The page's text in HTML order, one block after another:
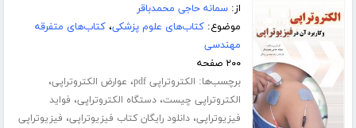
از:سمانه حاجی محمدباقر
موضوع:کتاب‌های علوم پزشکی،کتاب‌های متفرقه
مهندسی
۲۰۰ صفحه
برچسب‌ها: الکتروتراپی pdf ، عوارض الکتروتراپی،
الکتروتراپی چیست،دستگاه الکتروتراپی، فواید
فیزیوتراپی،دانلود رایگان کتاب فیزیوتراپی، فیزیوتراپی